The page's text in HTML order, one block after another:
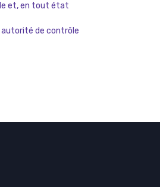
et, en tout état
autorité de contrôle